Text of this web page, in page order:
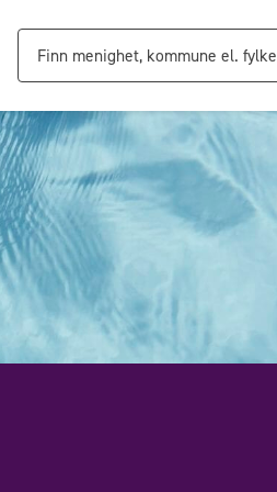
Finn menighet, kommune el. fylke